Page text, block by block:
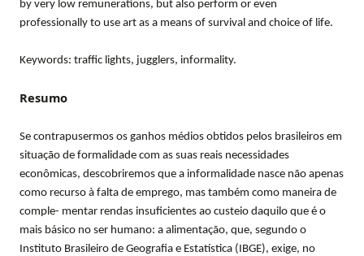
by very low remunerations, but also perform or even
professionally to use art as a means of survival and choice of life.
Keywords: traffic lights, jugglers, informality.
Resumo
Se contrapusermos os ganhos médios obtidos pelos brasileiros em
situação de formalidade com as suas reais necessidades
econômicas, descobriremos que a informalidade nasce não apenas
como recurso à falta de emprego, mas também como maneira de
comple- mentar rendas insuficientes ao custeio daquilo que é o
mais básico no ser humano: a alimentação, que, segundo o
Instituto Brasileiro de Geografia e Estatística (IBGE), exige, no